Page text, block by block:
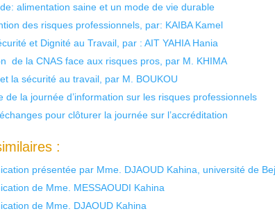
alimentation saine et un mode de vie durable
des risques professionnels, par: KAIBA Kamel
et Dignité au Travail, par : AIT YAHIA Hania
de la CNAS face aux risques pros, par M. KHIMA
la sécurité au travail, par M. BOUKOU
de la journée d’information sur les risques professionnels
pour clôturer la journée sur l’accréditation
:
présentée par Mme. DJAOUD Kahina, université de
de Mme. MESSAOUDI Kahina
de Mme. DJAOUD Kahina